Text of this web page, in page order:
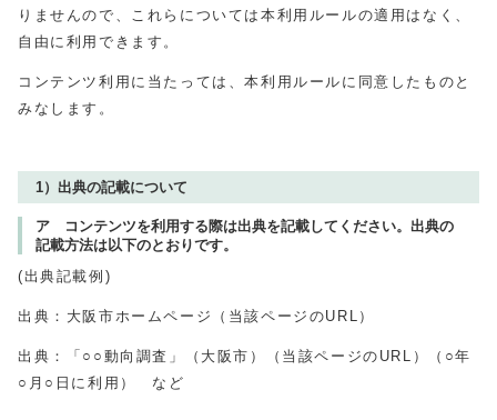
りませんので、これらについては本利用ルールの適用はなく、
自由に利用できます。
コンテンツ利用に当たっては、本利用ルールに同意したものと
みなします。
1）出典の記載について
ア コンテンツを利用する際は出典を記載してください。出典の
記載方法は以下のとおりです。
(出典記載例)
出典：大阪市ホームページ（当該ページのURL）
出典：「○○動向調査」（大阪市）（当該ページのURL）（○年
○月○日に利用） など